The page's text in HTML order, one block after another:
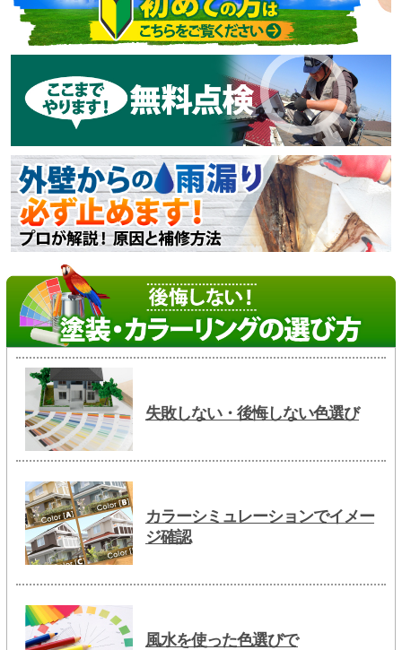
失敗しない・後悔しない色選び
カラーシミュレーションでイメー
ジ確認
風水を使った色選びで